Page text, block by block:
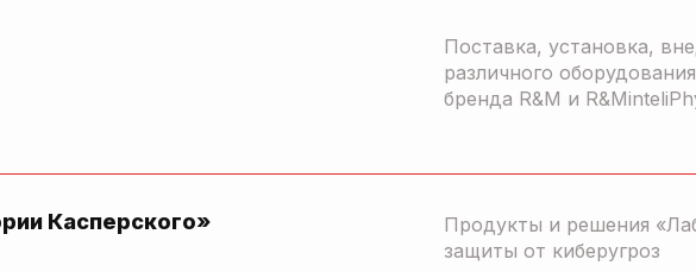
Поставка, установка,
различного
бренда R&M и
Касперского»
Продукты и решения
защиты от киберугроз